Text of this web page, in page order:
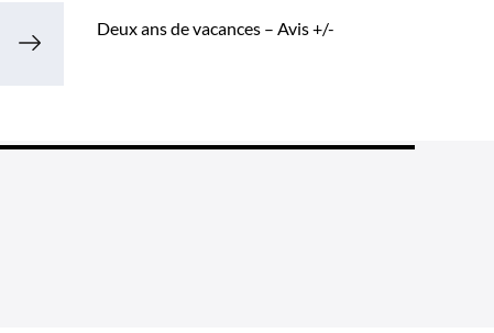
Deux ans de vacances – Avis +/-